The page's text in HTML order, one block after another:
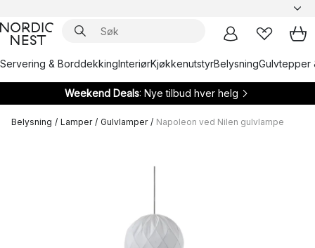
Servering & BorddekkingInteriørKjøkkenutstyrBelysningGulvtepper
Weekend Deals: Nye tilbud hver helg
Belysning / Lamper / Gulvlamper / Napoleon ved Nilen gulvlampe